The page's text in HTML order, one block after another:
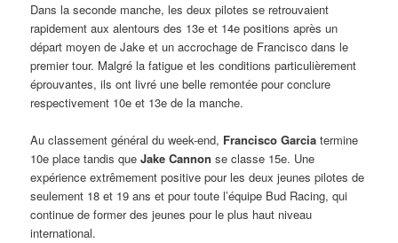
Dans la seconde manche, les deux pilotes se retrouvaient
rapidement aux alentours des 13e et 14e positions après un
départ moyen de Jake et un accrochage de Francisco dans le
premier tour. Malgré la fatigue et les conditions particulièrement
éprouvantes, ils ont livré une belle remontée pour conclure
respectivement 10e et 13e de la manche.
Au classement général du week-end, Francisco Garcia termine
10e place tandis queJake Cannon se classe 15e. Une
expérience extrêmement positive pour les deux jeunes pilotes de
seulement 18 et 19 ans et pour toute l’équipe Bud Racing, qui
continue de former des jeunes pour le plus haut niveau
international.